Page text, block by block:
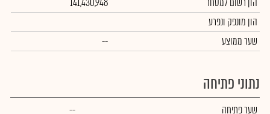
הון מונפק ונפרע
שער ממוצע
--
נתוני פתיחה
שער פתיחה --